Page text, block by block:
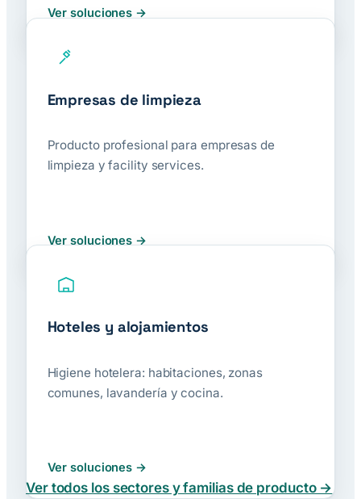
Ver soluciones
Empresas de limpieza
Producto profesional para empresas de
limpieza y facility services.
Ver soluciones
Hoteles y alojamientos
Higiene hotelera: habitaciones, zonas
comunes, lavandería y cocina.
Ver soluciones
Ver todos los sectores y familias de producto →